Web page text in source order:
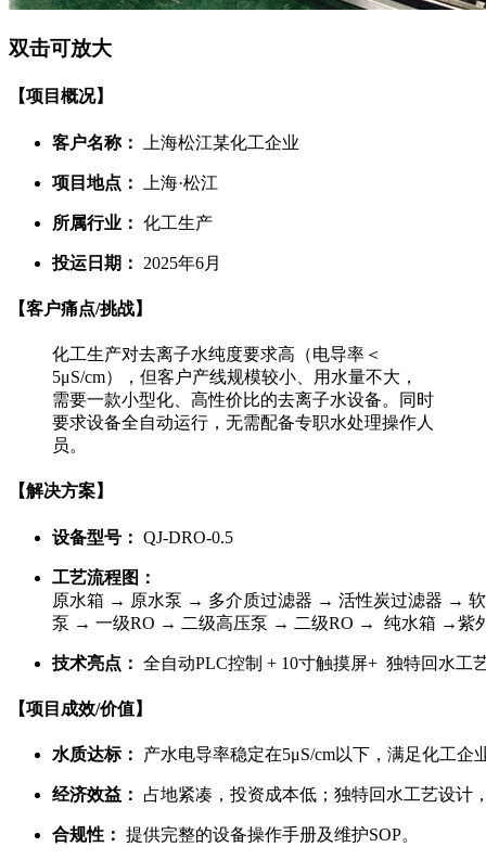
双击可放大
【项目概况】
客户名称： 上海松江某化工企业
项目地点： 上海·松江
所属行业： 化工生产
投运日期： 2025年6月
【客户痛点/挑战】
化工生产对去离子水纯度要求高（电导率＜
5μS/cm），但客户产线规模较小、用水量不大，
需要一款小型化、高性价比的去离子水设备。同时
要求设备全自动运行，无需配备专职水处理操作人
员。
【解决方案】
设备型号： QJ-DRO-0.5
工艺流程图：
原水箱 → 原水泵 → 多介质过滤器 → 活性炭过滤器 →
泵 → 一级RO → 二级高压泵 → 二级RO → 纯水箱 →紫
技术亮点： 全自动PLC控制 + 10寸触摸屏+ 独特回水工
【项目成效/价值】
水质达标： 产水电导率稳定在5μS/cm以下，满足化工企
经济效益： 占地紧凑，投资成本低；独特回水工艺设计
合规性： 提供完整的设备操作手册及维护SOP。